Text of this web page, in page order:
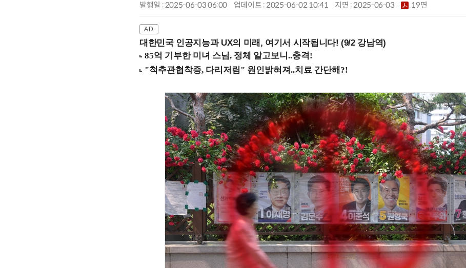
발행일 : 2025-06-03 06:00 업데이트 : 2025-06-02 10:41 지면 :2025-06-03 19면
대한민국 인공지능과 UX의 미래, 여기서 시작됩니다! (9/2 강남역)